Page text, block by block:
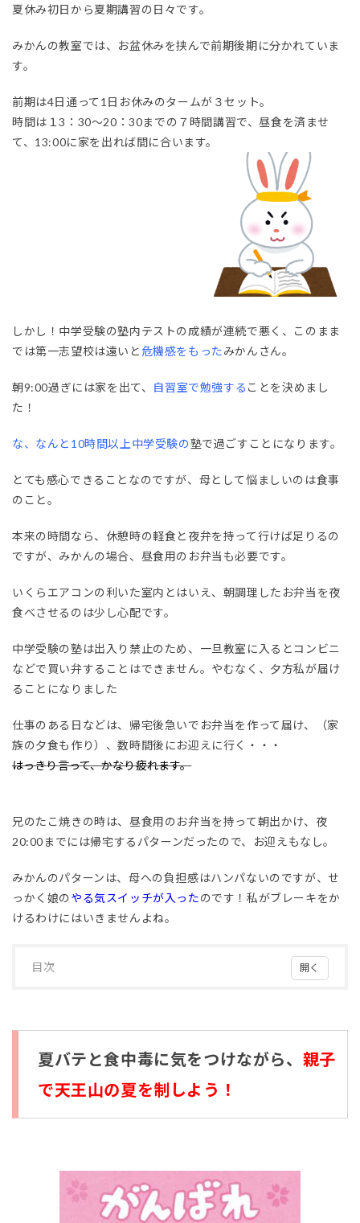
夏休み初日から夏期講習の日々です。
みかんの教室では、お盆休みを挟んで前期後期に分かれていま
す。
前期は4日通って1日お休みのタームが３セット。
時間は１3：30～20：30までの７時間講習で、昼食を済ませ
て、13:00に家を出れば間に合います。
しかし！中学受験の塾内テストの成績が連続で悪く、このまま
では第一志望校は遠いと 危機感をもったみかんさん。
朝9:00過ぎには家を出て、 自習室で勉強する ことを決めまし
た！
な、なんと10時間以上中学受験の塾で過ごすことになります。
とても感心できることなのですが、母として悩ましいのは食事
のこと。
本来の時間なら、休憩時の軽食と夜弁を持って行けば足りるの
ですが、みかんの場合、昼食用のお弁当も必要です。
いくらエアコンの利いた室内とはいえ、朝調理したお弁当を夜
食べさせるのは少し心配です。
中学受験の塾は出入り禁止のため、一旦教室に入るとコンビニ
などで買い弁することはできません。やむなく、夕方私が届け
ることになりました
仕事のある日などは、帰宅後急いでお弁当を作って届け、（家
族の夕食も作り）、数時間後にお迎えに行く・・・
はっきり言って、かなり疲れます。
兄のたこ焼きの時は、昼食用のお弁当を持って朝出かけ、夜
20:00までには帰宅するパターンだったので、お迎えもなし。
みかんのパターンは、母への負担感はハンパないのですが、せ
っかく娘の やる気スイッチが入ったのです！私がブレーキをか
けるわけにはいきませんよね。
目次
毒に
気を
なが
しよ
夏バテと食中毒に気をつけながら、 親子
で天王山の夏を制しよう！